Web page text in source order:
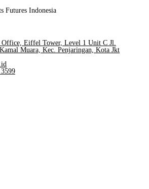
Futures Indonesia
Office, Eiffel Tower, Level 1 Unit C Jl.
Muara, Kec. Penjaringan, Kota Jkt